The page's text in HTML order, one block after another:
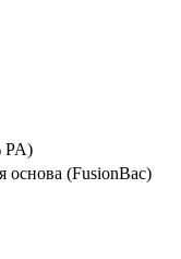
PA)
основа (FusionBac)